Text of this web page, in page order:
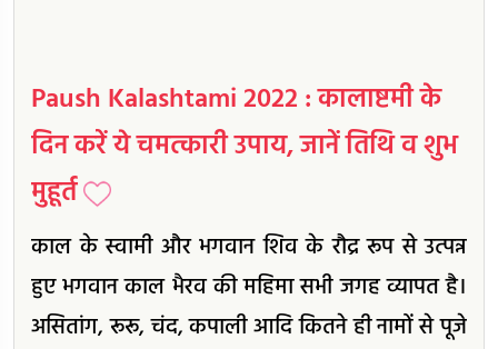
Paush Kalashtami 2022 : कालाष्टमी के
दिन करें ये चमत्कारी उपाय, जानें तिथि व शुभ
मुहूर्त
काल के स्वामी और भगवान शिव के रौद्र रूप से उत्पन्न
हुए भगवान काल भैरव की महिमा सभी जगह व्यापत है।
असितांग, रूरू, चंद, कपाली आदि कितने ही नामों से पूजे